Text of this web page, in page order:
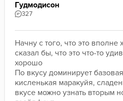
Гудмодисон
327
Начну с того, что это
сказал бы, что это что-то
хорошо
По вкусу доминирует
кисленькая маракуйя,
вкусе можно узнать вторым